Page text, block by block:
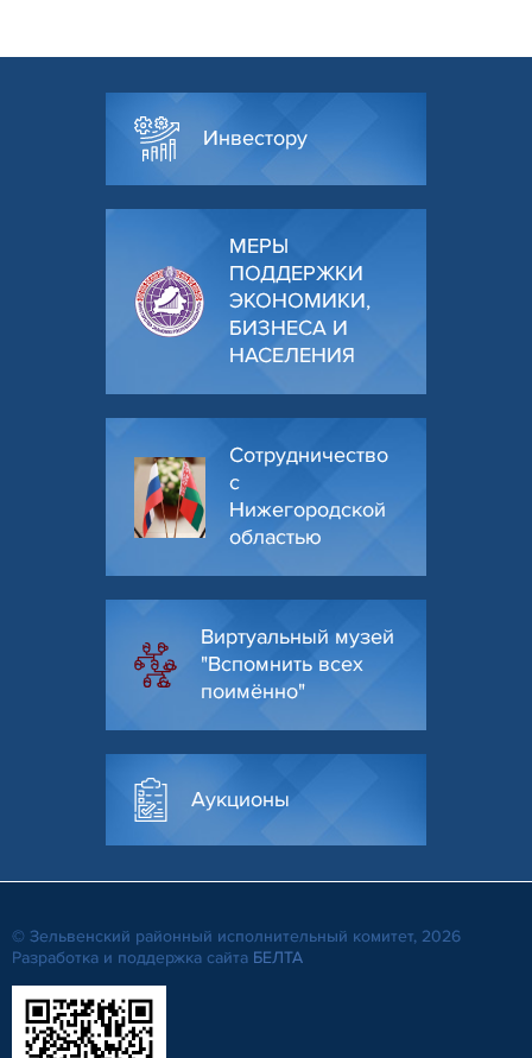
Инвестору
МЕРЫ
ПОДДЕРЖКИ
ЭКОНОМИКИ,
БИЗНЕСА И
НАСЕЛЕНИЯ
Сотрудничество
с
Нижегородской
областью
Виртуальный музей
"Вспомнить всех
поимённо"
Аукционы
© Зельвенский районный исполнительный комитет, 2026
Разработка и поддержка сайта БЕЛТА